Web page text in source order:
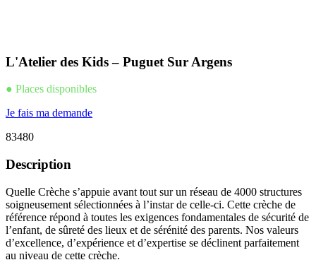
L'Atelier des Kids – Puguet Sur Argens
● Places disponibles
Je fais ma demande
83480
Description
Quelle Crèche s’appuie avant tout sur un réseau de 4000 structures
soigneusement sélectionnées à l’instar de celle-ci. Cette crèche de
référence répond à toutes les exigences fondamentales de sécurité de
l’enfant, de sûreté des lieux et de sérénité des parents. Nos valeurs
d’excellence, d’expérience et d’expertise se déclinent parfaitement
au niveau de cette crèche.